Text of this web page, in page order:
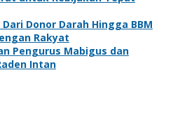
Dari Donor Darah Hingga BBM
Rakyat
Pengurus Mabigus dan
Intan